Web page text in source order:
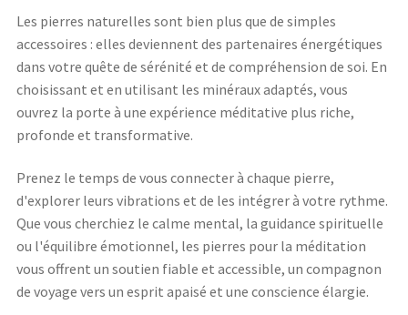
Les pierres naturelles sont bien plus que de simples
accessoires : elles deviennent des partenaires énergétiques
dans votre quête de sérénité et de compréhension de soi. En
choisissant et en utilisant les minéraux adaptés, vous
ouvrez la porte à une expérience méditative plus riche,
profonde et transformative.
Prenez le temps de vous connecter à chaque pierre,
d'explorer leurs vibrations et de les intégrer à votre rythme.
Que vous cherchiez le calme mental, la guidance spirituelle
ou l'équilibre émotionnel, les pierres pour la méditation
vous offrent un soutien fiable et accessible, un compagnon
de voyage vers un esprit apaisé et une conscience élargie.